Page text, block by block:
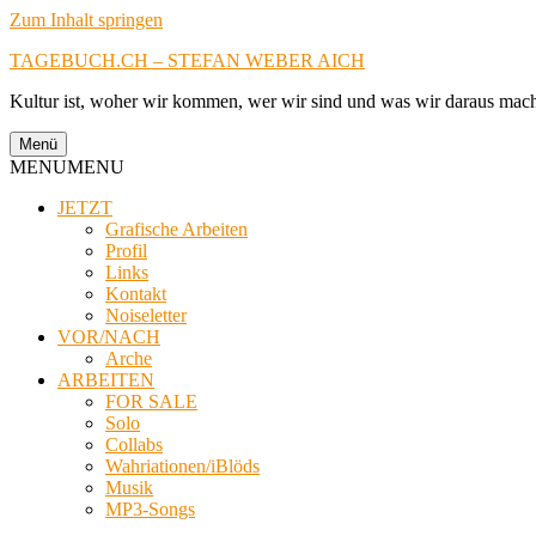
Zum Inhalt springen
TAGEBUCH.CH – STEFAN WEBER AICH
Kultur ist, woher wir kommen, wer wir sind und was wir daraus
Menü
MENUMENU
JETZT
Grafische Arbeiten
Profil
Links
Kontakt
Noiseletter
VOR/NACH
Arche
ARBEITEN
FOR SALE
Solo
Collabs
Wahriationen/iBlöds
Musik
MP3-Songs